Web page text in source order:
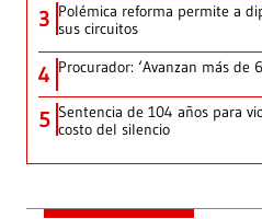
3 Polémica reforma permite a
sus circuitos
4 Procurador: ‘Avanzan más de
5 Sentencia de 104 años para
costo del silencio